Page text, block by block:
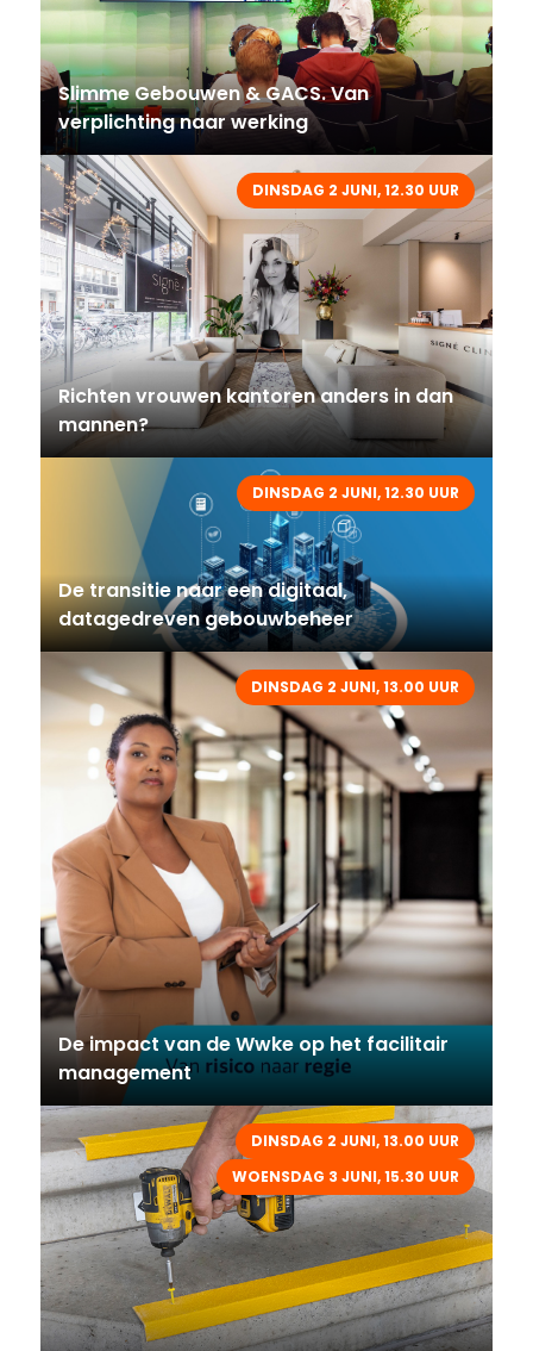
Slimme Gebouwen & GACS. Van
verplichting naar werking
DINSDAG 2 JUNI, 12.30 UUR
Richten vrouwen kantoren anders in dan
mannen?
DINSDAG 2 JUNI, 12.30 UUR
De transitie naar een digitaal,
datagedreven gebouwbeheer
DINSDAG 2 JUNI, 13.00 UUR
De impact van de Wwke op het facilitair
management
DINSDAG 2 JUNI, 13.00 UUR
WOENSDAG 3 JUNI, 15.30 UUR